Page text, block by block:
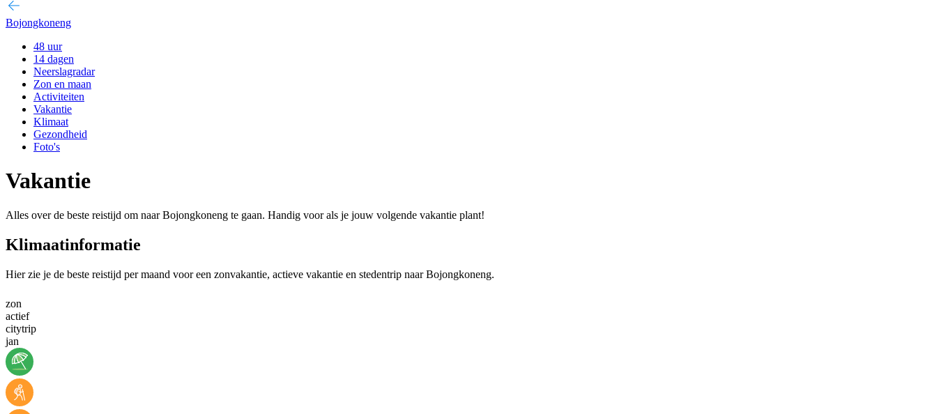
Bojongkoneng
48 uur
14 dagen
Neerslagradar
Zon en maan
Activiteiten
Vakantie
Klimaat
Gezondheid
Foto's
Vakantie
Alles over de beste reistijd om naar Bojongkoneng te gaan. Handig voor als je jouw volgende vakantie plant!
Klimaatinformatie
Hier zie je de beste reistijd per maand voor een zonvakantie, actieve vakantie en stedentrip naar Bojongkoneng.
zon
actief
citytrip
jan